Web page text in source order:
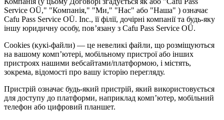
Service OÜ," "Компанія," "Ми," "Нас" або "Наша" ) означає
Cafu Pass Service OÜ. Inc., її філії, дочірні компанії та будь-яку
іншу юридичну особу, пов’язану з Cafu Pass Service OÜ.
Cookies (кукі-файли) — це невеликі файли, що розміщуються
на вашому комп’ютері, мобільному пристрої або інших
пристроях нашими вебсайтами/платформою, і містять,
зокрема, відомості про вашу історію перегляду.
Пристрій означає будь-який пристрій, який використовується
для доступу до платформи, наприклад комп’ютер, мобільний
телефон або цифровий планшет.